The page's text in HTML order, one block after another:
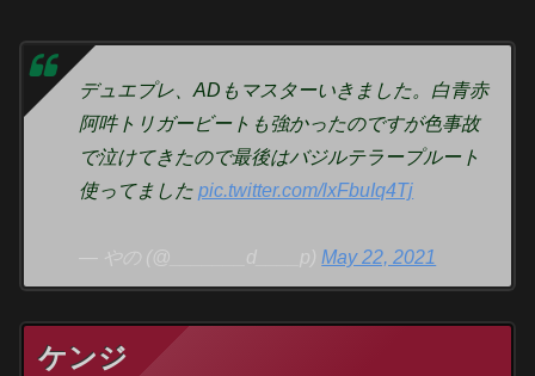
デュエプレ、ADもマスターいきました。白青赤
阿吽トリガービートも強かったのですが色事故
で泣けてきたので最後はバジルテラープルート
使ってましたpic.twitter.com/lxFbuIq4Tj
— やの (@_______d____p)May 22, 2021
ケンジ